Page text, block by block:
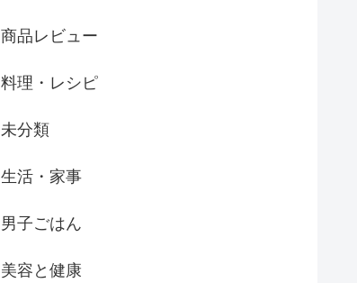
商品レビュー
料理・レシピ
未分類
生活・家事
男子ごはん
美容と健康